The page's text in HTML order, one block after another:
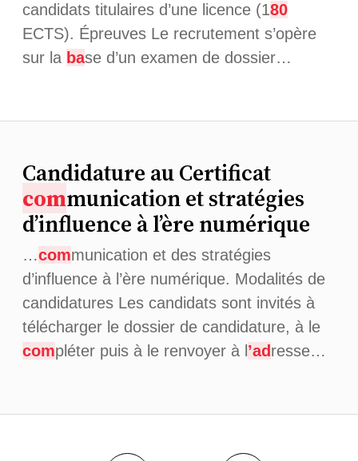
candidats titulaires d’une licence (180
ECTS). Épreuves Le recrutement s’opère
sur la base d’un examen de dossier…
Candidature au Certificat
communication et stratégies
d’influence à l’ère numérique
…communication et des stratégies
d’influence à l’ère numérique. Modalités de
candidatures Les candidats sont invités à
télécharger le dossier de candidature, à le
compléter puis à le renvoyer à l ’ad resse…